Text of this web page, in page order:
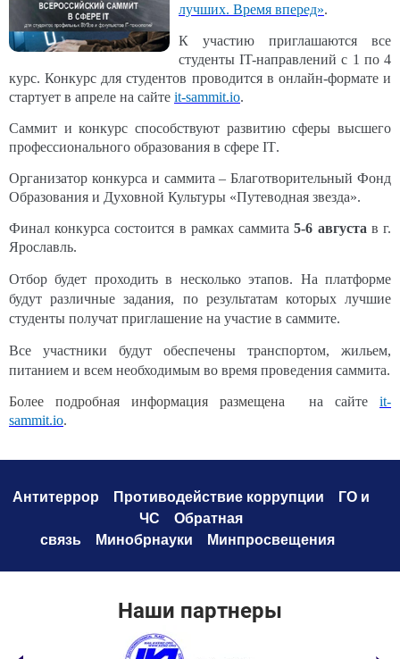
лучших. Время вперед».
К участию приглашаются все
студенты IT-направлений с 1 по 4
курс. Конкурс для студентов проводится в онлайн-формате и
стартует в апреле на сайте it-sammit.io.
Саммит и конкурс способствуют развитию сферы высшего
профессионального образования в сфере IT.
Организатор конкурса и саммита – Благотворительный Фонд
Образования и Духовной Культуры «Путеводная звезда».
Финал конкурса состоится в рамках саммита5-6 августа в г.
Ярославль.
Отбор будет проходить в несколько этапов. На платформе
будут различные задания, по результатам которых лучшие
студенты получат приглашение на участие в саммите.
Все участники будут обеспечены транспортом, жильем,
питанием и всем необходимым во время проведения саммита.
Более подробная информация размещена на сайтеit-
sammit.io.
Антитеррор Противодействие коррупции
ГО и
ЧС
Обратная
связь
Минобрнауки Минпросвещения
Наши партнеры